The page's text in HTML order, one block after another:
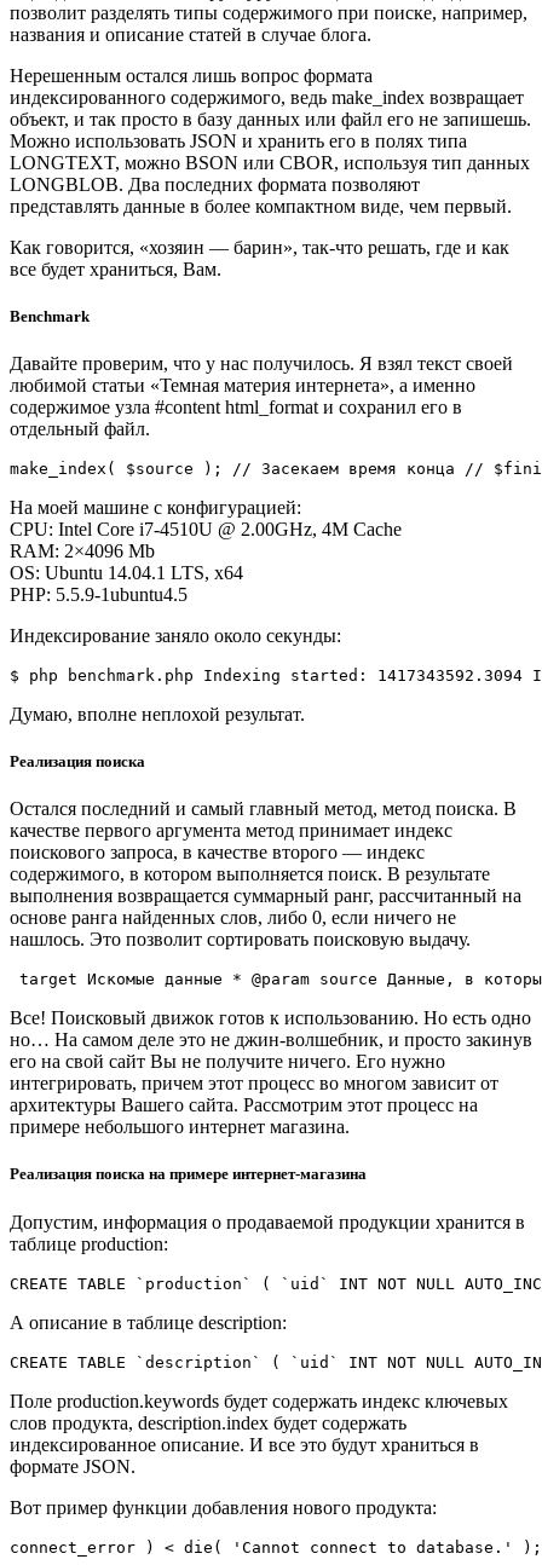
позволит разделять типы содержимого при поиске, например,
названия и описание статей в случае блога.
Нерешенным остался лишь вопрос формата
индексированного содержимого, ведь make_index возвращает
объект, и так просто в базу данных или файл его не запишешь.
Можно использовать JSON и хранить его в полях типа
LONGTEXT, можно BSON или CBOR, используя тип данных
LONGBLOB. Два последних формата позволяют
представлять данные в более компактном виде, чем первый.
Как говорится, «хозяин — барин», так-что решать, где и как
все будет храниться, Вам.
Benchmark
Давайте проверим, что у нас получилось. Я взял текст своей
любимой статьи «Темная материя интернета», а именно
содержимое узла #content html_format и сохранил его в
отдельный файл.
make_index( $source ); // Засекаем время конца //
На моей машине с конфигурацией:
CPU: Intel Core i7-4510U @ 2.00GHz, 4M Cache
RAM: 2×4096 Mb
OS: Ubuntu 14.04.1 LTS, x64
PHP: 5.5.9-1ubuntu4.5
Индексирование заняло около секунды:
$ php benchmark.php Indexing started:
Думаю, вполне неплохой результат.
Реализация поиска
Остался последний и самый главный метод, метод поиска. В
качестве первого аргумента метод принимает индекс
поискового запроса, в качестве второго — индекс
содержимого, в котором выполняется поиск. В результате
выполнения возвращается суммарный ранг, рассчитанный на
основе ранга найденных слов, либо 0, если ничего не
нашлось. Это позволит сортировать поисковую выдачу.
target Искомые данные * @param source Данные, в
Все! Поисковый движок готов к использованию. Но есть одно
но… На самом деле это не джин-волшебник, и просто закинув
его на свой сайт Вы не получите ничего. Его нужно
интегрировать, причем этот процесс во многом зависит от
архитектуры Вашего сайта. Рассмотрим этот процесс на
примере небольшого интернет магазина.
Реализация поиска на примере интернет-магазина
Допустим, информация о продаваемой продукции хранится в
таблице production:
CREATE TABLE `production` ( `uid` INT NOT NULL
А описание в таблице description:
CREATE TABLE `description` ( `uid` INT NOT NULL
Поле production.keywords будет содержать индекс ключевых
слов продукта, description.index будет содержать
индексированное описание. И все это будут храниться в
формате JSON.
Вот пример функции добавления нового продукта:
connect_error ) < die( 'Cannot connect to database.' );